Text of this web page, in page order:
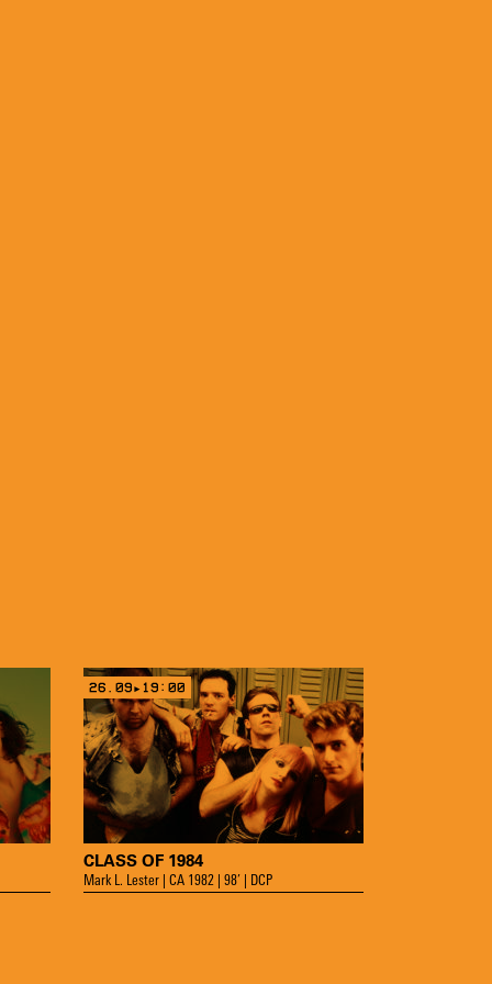
CLASS OF 1984
Mark L. Lester | CA 1982 | 98’ | DCP
26.09▸19:00